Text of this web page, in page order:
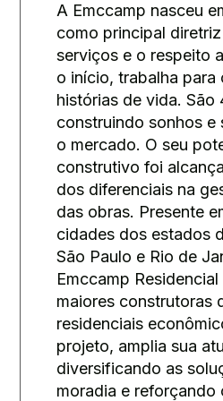
A Emccamp nasceu
como principal
serviços e o respeito
o início, trabalha para
histórias de vida. São
construindo sonhos e
o mercado. O seu
construtivo foi
dos diferenciais na
das obras. Presente
cidades dos estados
São Paulo e Rio de
Emccamp
maiores construtoras
residenciais
projeto, amplia sua
diversificando as
moradia e reforçando